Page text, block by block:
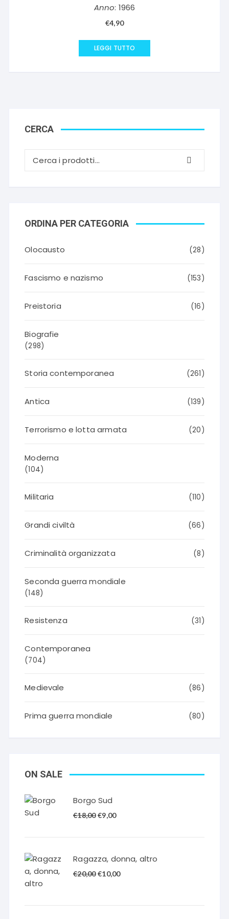
Anno: 1966
€4,90
LEGGI TUTTO
CERCA
ORDINA PER CATEGORIA
Olocausto (28)
Fascismo e nazismo (153)
Preistoria (16)
Biografie
(298)
Storia contemporanea (261)
Antica (139)
Terrorismo e lotta armata (20)
Moderna
(104)
Militaria (110)
Grandi civiltà (66)
Criminalità organizzata (8)
Seconda guerra mondiale
(148)
Resistenza (31)
Contemporanea
(704)
Medievale (86)
Prima guerra mondiale (80)
ON SALE
Borgo Sud
€18,00 Il
€18,00.
€9,00Il
€9,00.
Ragazza, donna, altro
€20,00 Il
€10,00Il